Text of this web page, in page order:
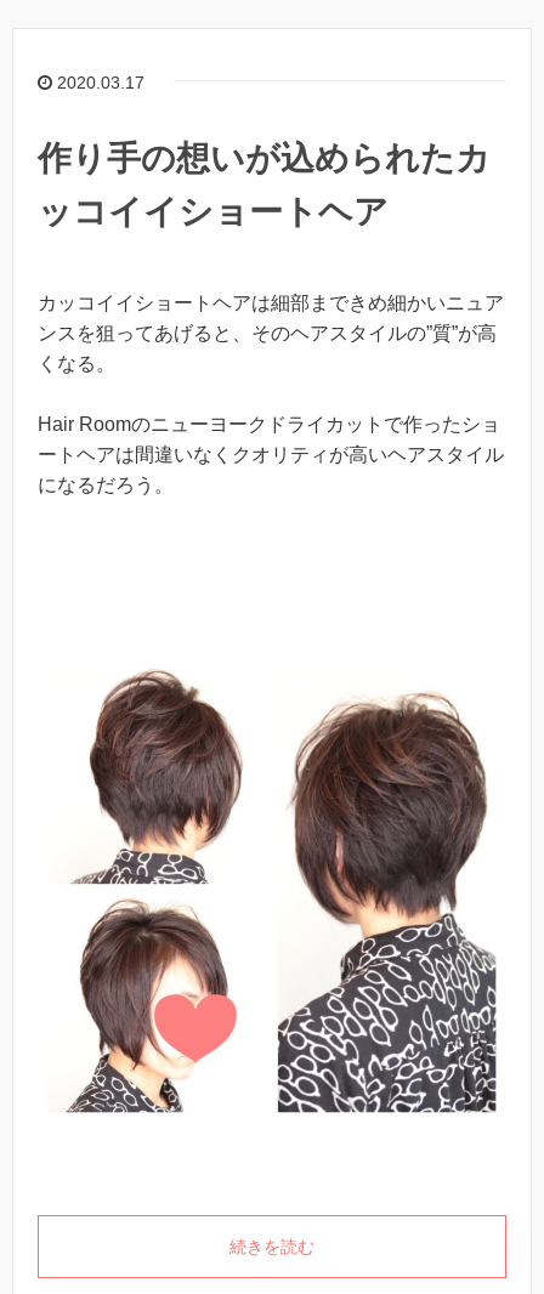
2020.03.17
作り手の想いが込められたカ
ッコイイショートヘア
カッコイイショートヘアは細部まできめ細かいニュア
ンスを狙ってあげると、そのヘアスタイルの”質”が高
くなる。
Hair Roomのニューヨークドライカットで作ったショ
ートヘアは間違いなくクオリティが高いヘアスタイル
になるだろう。
続きを読む